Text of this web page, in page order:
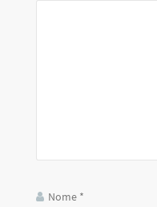
Nome *